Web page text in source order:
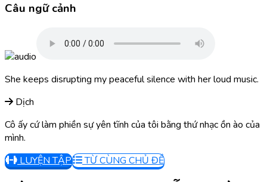
Câu ngữ cảnh
She keeps disrupting my peaceful silence with her loud music.
Dịch
Cô ấy cứ làm phiền sự yên tĩnh của tôi bằng thứ nhạc ồn ào của
mình.
LUYỆN TẬP
TỪ CÙNG CHỦ ĐỀ